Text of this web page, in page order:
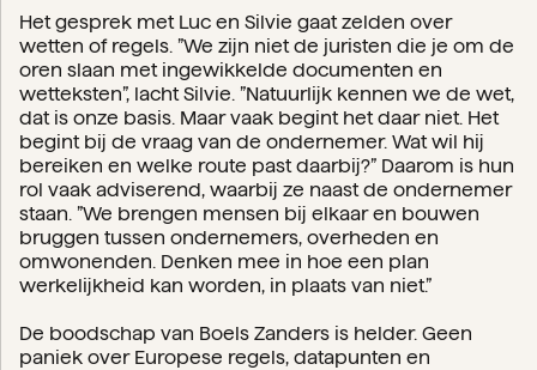
Het gesprek met Luc en Silvie gaat zelden over
wetten of regels. ”We zijn niet de juristen die je om de
oren slaan met ingewikkelde documenten en
wetteksten”, lacht Silvie. ”Natuurlijk kennen we de wet,
dat is onze basis. Maar vaak begint het daar niet. Het
begint bij de vraag van de ondernemer. Wat wil hij
bereiken en welke route past daarbij?” Daarom is hun
rol vaak adviserend, waarbij ze naast de ondernemer
staan. ”We brengen mensen bij elkaar en bouwen
bruggen tussen ondernemers, overheden en
omwonenden. Denken mee in hoe een plan
werkelijkheid kan worden, in plaats van niet.”
De boodschap van Boels Zanders is helder. Geen
paniek over Europese regels, datapunten en